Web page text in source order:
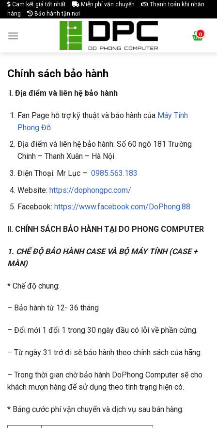
Skip
to
Cam kết giá tốt nhất Miễn phí vận chuyển
Thanh toán khi nhận
hàng
Bảo hành tận nơi
Chính sách bảo hành
I. Địa điểm và liên hệ bảo hành
Fan Page hỗ trợ kỹ thuật và bảo hành của Máy Tính
Phong Đỗ
Địa điểm và liên hệ bảo hành: Số 60 ngõ 181 Trường
Chinh – Thanh Xuân – Hà Nội
Điện Thoại: Mr Lục – 0985.563.183
Website: https://dophongpc.com/
Facebook: https://www.facebook.com/DoPhong.88
II. CHÍNH SÁCH BẢO HÀNH TẠI DO PHONG COMPUTER
1. CHẾ ĐỘ BẢO HÀNH CASE VÀ BỘ MÁY TÍNH (CASE +
MÀN)
* Chế độ chung:
– Bảo hành từ 12- 36 tháng
– Đổi mới 1 đổi 1 trong 30 ngày đầu có lỗi về phần cứng.
– Từ ngày 31 trở đi sẽ bảo hành theo chính sách của hãng.
– Trong thời gian chờ bảo hành DoPhong Computer sẽ cho
khách mượn hàng để sử dụng theo tình trạng hiện có.
* Bảng cước phí vận chuyển và dịch vụ sau bán hàng: